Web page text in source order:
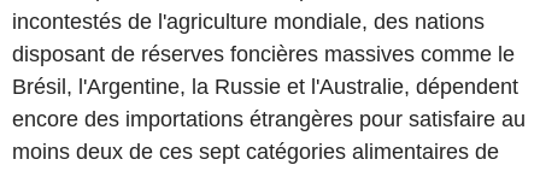
incontestés de l'agriculture mondiale, des nations
disposant de réserves foncières massives comme le
Brésil, l'Argentine, la Russie et l'Australie, dépendent
encore des importations étrangères pour satisfaire au
moins deux de ces sept catégories alimentaires de